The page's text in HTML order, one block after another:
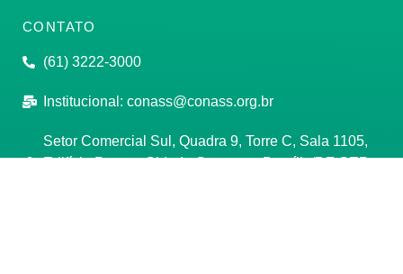
CONTATO
(61) 3222-3000
Institucional: conass@conass.org.br
Setor Comercial Sul, Quadra 9, Torre C, Sala 1105,
Edifício Parque Cidade Corporate Brasília/DF CEP: